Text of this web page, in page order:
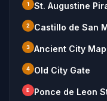
1 St. Augustine
2 Castillo de San
3 Ancient City
4 Old City Gate
E Ponce de Leon